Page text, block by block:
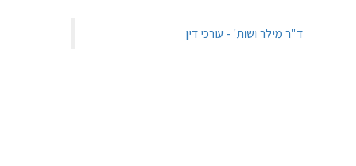
‏ד"ר מילר ושות' - עורכי דין‏